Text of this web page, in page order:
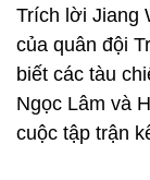
Trích lời Jiang
của quân đội
biết các tàu
Ngọc Lâm và
cuộc tập trận